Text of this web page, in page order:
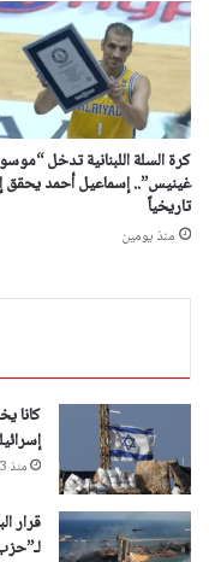
كرة السلة اللبنانية تدخل
غينيس”.. إسماعيل أحمد يحقق
تاريخياً
منذ يومين
منذ 3 دقائق
قرار